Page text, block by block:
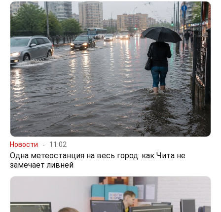
Новости 11:02
Одна метеостанция на весь город: как Чита не
замечает ливней